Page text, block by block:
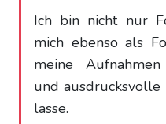
Ich bin nicht nur
mich ebenso als
meine
und
lasse.